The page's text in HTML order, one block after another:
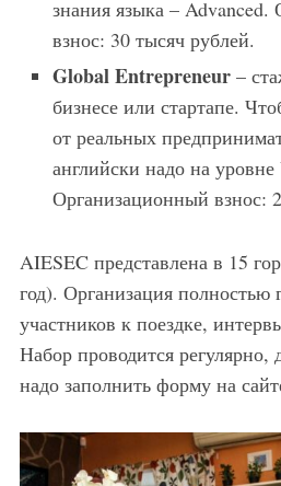
знания языка –
взнос: 30 тысяч рублей.
Global Entrepreneur–
бизнесе или стартапе.
от реальных
английски надо на
Организационный взнос:
AIESEC представлена в 15
год). Организация полностью
участников к поездке,
Набор проводится регулярно,
надо заполнить форму на